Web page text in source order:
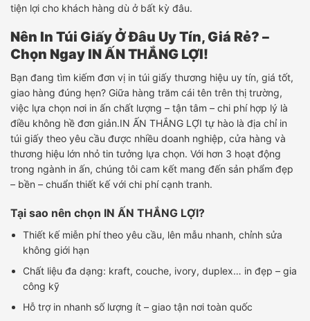
tiện lợi cho khách hàng dù ở bất kỳ đâu.
Nên In Túi Giấy Ở Đâu Uy Tín, Giá Rẻ? –
Chọn Ngay IN ẤN THẮNG LỢI!
Bạn đang tìm kiếm đơn vị in túi giấy thương hiệu uy tín, giá tốt,
giao hàng đúng hẹn? Giữa hàng trăm cái tên trên thị trường,
việc lựa chọn nơi in ấn chất lượng – tận tâm – chi phí hợp lý là
điều không hề đơn giản.IN ẤN THẮNG LỢI tự hào là địa chỉ in
túi giấy theo yêu cầu được nhiều doanh nghiệp, cửa hàng và
thương hiệu lớn nhỏ tin tưởng lựa chọn. Với hơn 3 hoạt động
trong ngành in ấn, chúng tôi cam kết mang đến sản phẩm đẹp
– bền – chuẩn thiết kế với chi phí cạnh tranh.
Tại sao nên chọn IN ẤN THẮNG LỢI?
Thiết kế miễn phí theo yêu cầu, lên mẫu nhanh, chỉnh sửa
không giới hạn
Chất liệu đa dạng: kraft, couche, ivory, duplex… in đẹp – gia
công kỹ
Hỗ trợ in nhanh số lượng ít – giao tận nơi toàn quốc